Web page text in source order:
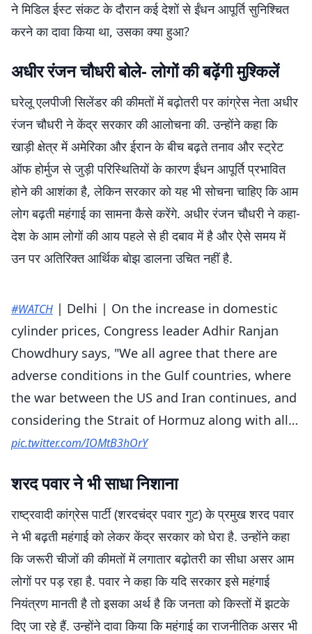
ने मिडिल ईस्ट संकट के दौरान कई देशों से ईंधन आपूर्ति सुनिश्चित
करने का दावा किया था, उसका क्या हुआ?
अधीर रंजन चौधरी बोले- लोगों की बढ़ेंगी मुश्किलें
घरेलू एलपीजी सिलेंडर की कीमतों में बढ़ोतरी पर कांग्रेस नेता अधीर
रंजन चौधरी ने केंद्र सरकार की आलोचना की. उन्होंने कहा कि
खाड़ी क्षेत्र में अमेरिका और ईरान के बीच बढ़ते तनाव और स्ट्रेट
ऑफ होर्मुज से जुड़ी परिस्थितियों के कारण ईंधन आपूर्ति प्रभावित
होने की आशंका है, लेकिन सरकार को यह भी सोचना चाहिए कि आम
लोग बढ़ती महंगाई का सामना कैसे करेंगे. अधीर रंजन चौधरी ने कहा-
देश के आम लोगों की आय पहले से ही दबाव में है और ऐसे समय में
उन पर अतिरिक्त आर्थिक बोझ डालना उचित नहीं है.
#WATCH | Delhi | On the increase in domestic
cylinder prices, Congress leader Adhir Ranjan
Chowdhury says, "We all agree that there are
adverse conditions in the Gulf countries, where
the war between the US and Iran continues, and
considering the Strait of Hormuz along with all…
pic.twitter.com/IOMtB3hOrY
शरद पवार ने भी साधा निशाना
राष्ट्रवादी कांग्रेस पार्टी (शरदचंद्र पवार गुट) के प्रमुख शरद पवार
ने भी बढ़ती महंगाई को लेकर केंद्र सरकार को घेरा है. उन्होंने कहा
कि जरूरी चीजों की कीमतों में लगातार बढ़ोतरी का सीधा असर आम
लोगों पर पड़ रहा है. पवार ने कहा कि यदि सरकार इसे महंगाई
नियंत्रण मानती है तो इसका अर्थ है कि जनता को किस्तों में झटके
दिए जा रहे हैं. उन्होंने दावा किया कि महंगाई का राजनीतिक असर भी